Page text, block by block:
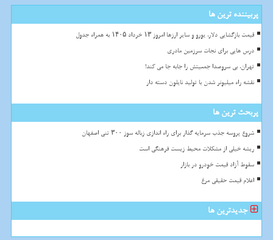
پربیننده ترین ها
قیمت بازگشایی دلار، یورو و سایر ارزها امروز ۱۳ خرداد ۱۴۰۵ به همراه جدول
درس هایی برای نجات سرزمین مادری
تهران، بی سروصدا جمعیتش را جابه جا می کند!
نقشه راه میلیونر شدن با تولید نایلون دسته دار
پربحث ترین ها
شروع پروسه جذب سرمایه گذار برای راه اندازی زباله سوز ۳۰۰ تنی اصفهان
ریشه خیلی از مشکلات محیط زیست فرهنگی است
سقوط آزاد قیمت خودرو در بازار
اعلام قیمت حقیقی مرغ
جدیدترین ها